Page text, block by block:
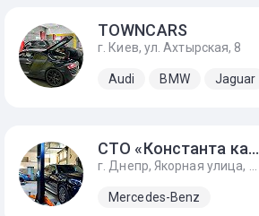
TOWNCARS
г. Киев, ул. Ахтырская, 8
Audi BMW Jaguar
СТО «Константа качества»
Mercedes-Benz